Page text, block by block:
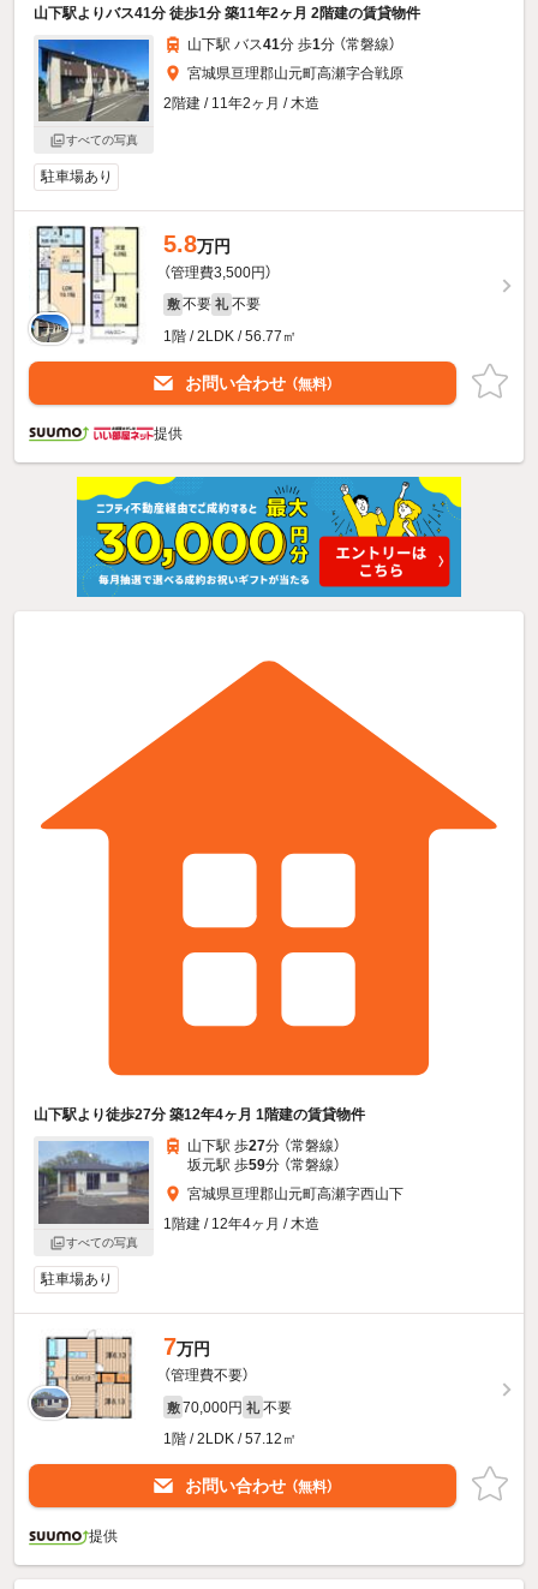
山下駅よりバス41分 徒歩1分 築11年2ヶ月 2階建の賃貸物件
すべての写真
山下駅 バス41分 歩1分 （常磐線）
宮城県亘理郡山元町高瀬字合戦原
2階建 / 11年2ヶ月 / 木造
駐車場あり
5.8万円
（管理費3,500円）
敷 不要 礼 不要
1階 / 2LDK / 56.77㎡
お問い合わせ （無料）
提供
山下駅より徒歩27分 築12年4ヶ月 1階建の賃貸物件
すべての写真
山下駅 歩27分 （常磐線）
坂元駅 歩59分 （常磐線）
宮城県亘理郡山元町高瀬字西山下
1階建 / 12年4ヶ月 / 木造
駐車場あり
7万円
（管理費不要）
敷 70,000円 礼 不要
1階 / 2LDK / 57.12㎡
お問い合わせ （無料）
提供